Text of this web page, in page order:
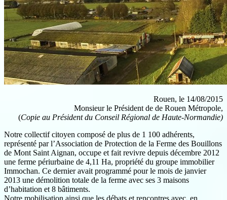
Rouen, le 14/08/2015
Monsieur le Président de de Rouen Métropole,
(Copie au Président du Conseil Régional de Haute-Normandie)
Notre collectif citoyen composé de plus de 1 100 adhérents,
représenté par l’Association de Protection de la Ferme des Bouillons
de Mont Saint Aignan, occupe et fait revivre depuis décembre 2012
une ferme périurbaine de 4,11 Ha, propriété du groupe immobilier
Immochan. Ce dernier avait programmé pour le mois de janvier
2013 une démolition totale de la ferme avec ses 3 maisons
d’habitation et 8 bâtiments.
Notre mobilisation ainsi que les débats et rencontres avec, en